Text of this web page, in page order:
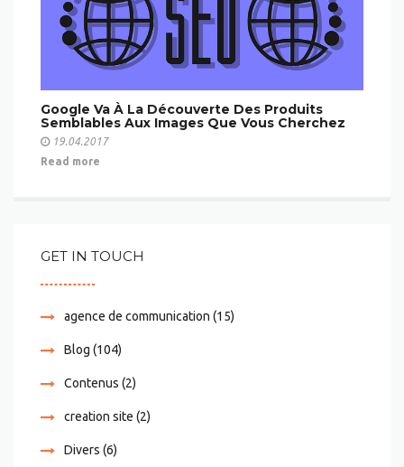
Google Va À La Découverte Des Produits
Semblables Aux Images Que Vous Cherchez
19.04.2017
Read more
GET IN TOUCH
agence de communication (15)
Blog (104)
Contenus (2)
creation site (2)
Divers (6)